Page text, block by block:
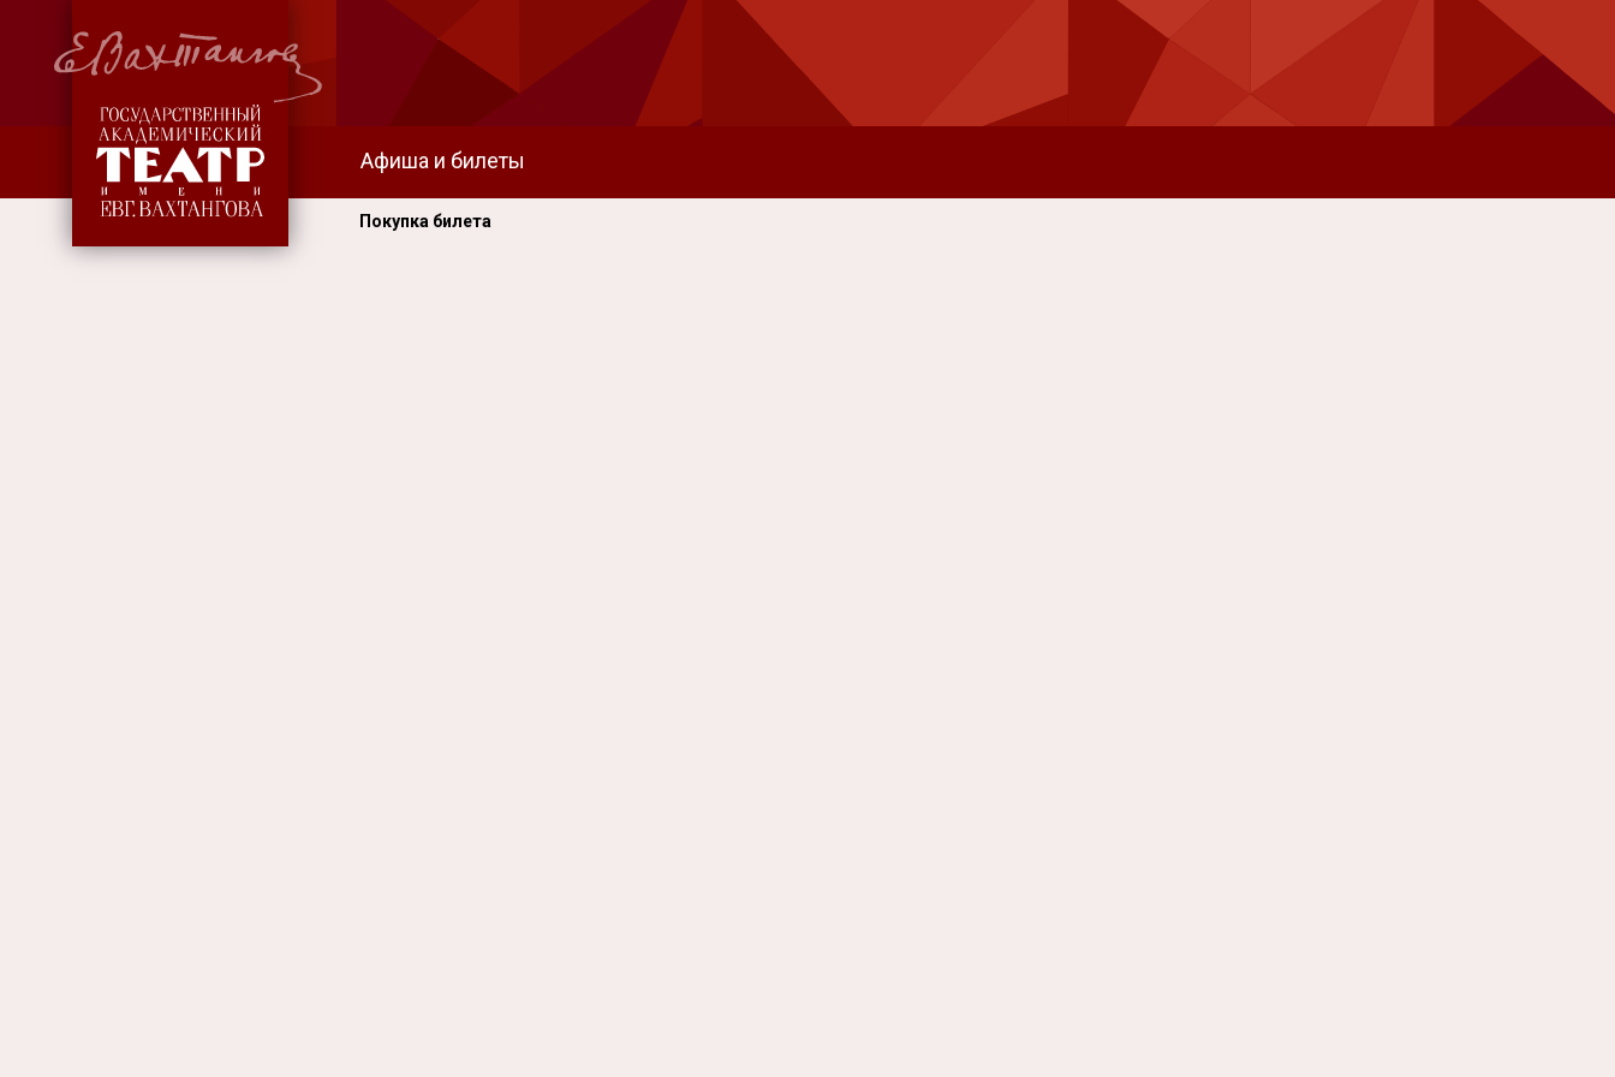
Афиша и билеты
Покупка билета